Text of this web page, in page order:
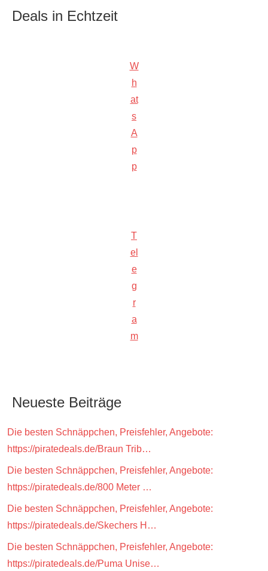
Deals in Echtzeit
W
h
at
s
A
p
p
T
el
e
g
r
a
m
Neueste Beiträge
Die besten Schnäppchen, Preisfehler, Angebote:
https://piratedeals.de/Braun Trib…
Die besten Schnäppchen, Preisfehler, Angebote:
https://piratedeals.de/800 Meter …
Die besten Schnäppchen, Preisfehler, Angebote:
https://piratedeals.de/Skechers H…
Die besten Schnäppchen, Preisfehler, Angebote:
https://piratedeals.de/Puma Unise…